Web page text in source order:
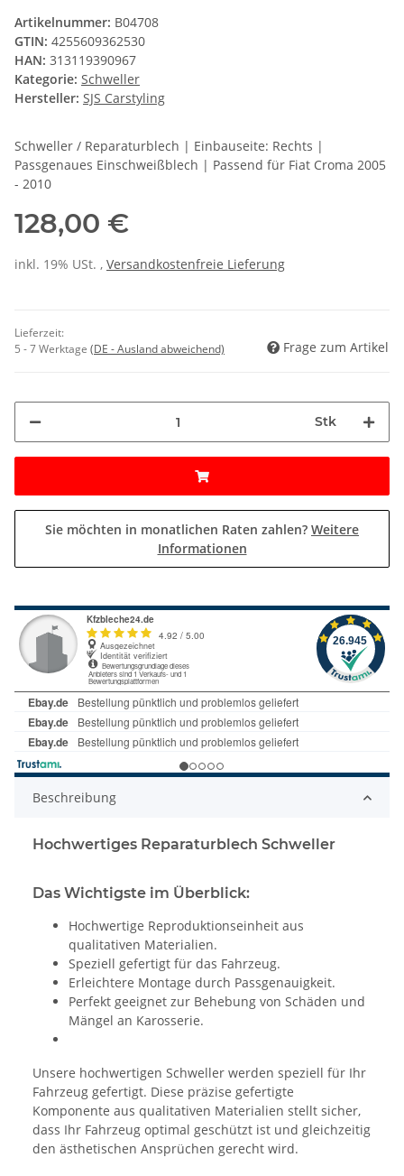
Artikelnummer: B04708
GTIN: 4255609362530
HAN: 313119390967
Kategorie: Schweller
Hersteller: SJS Carstyling
Schweller / Reparaturblech | Einbauseite: Rechts |
Passgenaues Einschweißblech | Passend für Fiat Croma 2005
- 2010
128,00 €
inkl. 19% USt. , Versandkostenfreie Lieferung
Lieferzeit:
5 - 7 Werktage (DE - Ausland abweichend) Frage zum Artikel
Stk
Sie möchten in monatlichen Raten zahlen? Weitere
Informationen
Beschreibung
Hochwertiges Reparaturblech Schweller
Das Wichtigste im Überblick:
Hochwertige Reproduktionseinheit aus
qualitativen Materialien.
Speziell gefertigt für das Fahrzeug.
Erleichtere Montage durch Passgenauigkeit.
Perfekt geeignet zur Behebung von Schäden und
Mängel an Karosserie.
Unsere hochwertigen Schweller werden speziell für Ihr
Fahrzeug gefertigt. Diese präzise gefertigte
Komponente aus qualitativen Materialien stellt sicher,
dass Ihr Fahrzeug optimal geschützt ist und gleichzeitig
den ästhetischen Ansprüchen gerecht wird.